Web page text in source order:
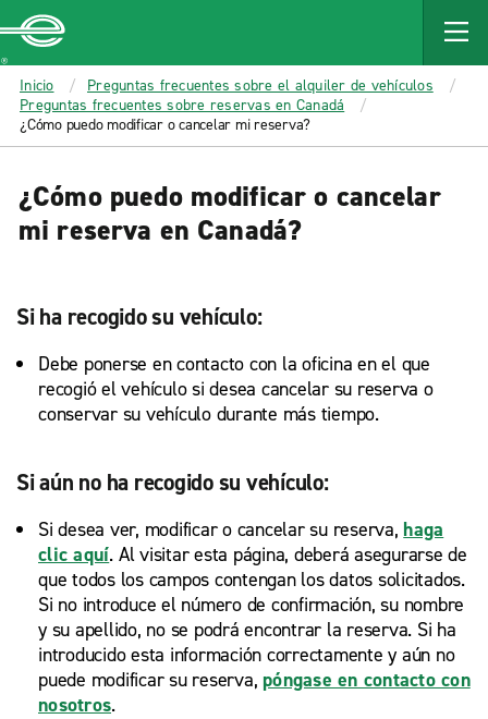
MAIN
CONTENT
Enterprise
Inicio
Preguntas frecuentes sobre el alquiler de vehículos
Preguntas frecuentes sobre reservas en Canadá
¿Cómo puedo modificar o cancelar mi reserva?
¿Cómo puedo modificar o cancelar
mi reserva en Canadá?
Si ha recogido su vehículo:
Debe ponerse en contacto con la oficina en el que
recogió el vehículo si desea cancelar su reserva o
conservar su vehículo durante más tiempo.
Si aún no ha recogido su vehículo:
Si desea ver, modificar o cancelar su reserva, haga
clic aquí. Al visitar esta página, deberá asegurarse de
que todos los campos contengan los datos solicitados.
Si no introduce el número de confirmación, su nombre
y su apellido, no se podrá encontrar la reserva. Si ha
introducido esta información correctamente y aún no
puede modificar su reserva, póngase en contacto con
nosotros.